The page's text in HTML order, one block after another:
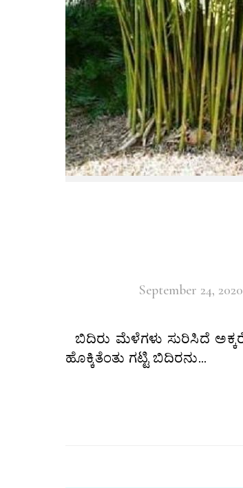
September 24, 2020
ಬಿದಿರು ಮೆಳೆಗಳು ಸುರಿಸಿದೆ ಅಕ್ಕರೆಯ ಅಕ್ಕಿಯನು ಉದರ ಪೊರೆಯಲು ಯೋಗ್ಯವಾಗಿಸಿ ಅಗುಳನು ಮೆದುವಾದ ಅನ್ನ
ಹೊಕ್ಕಿತೆಂತು ಗಟ್ಟಿ ಬಿದಿರನು…